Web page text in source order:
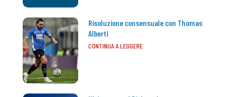
Risoluzione consensuale con Thomas
Alberti
CONTINUA A LEGGERE